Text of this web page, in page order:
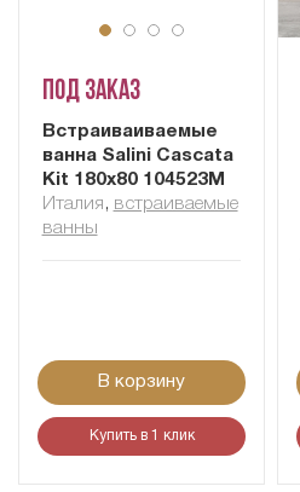
Под заказ
Встраиваиваемые
ванна Salini Cascata
Kit 180x80 104523M
Италия , встраиваемые
ванны
В корзину
Купить в 1 клик